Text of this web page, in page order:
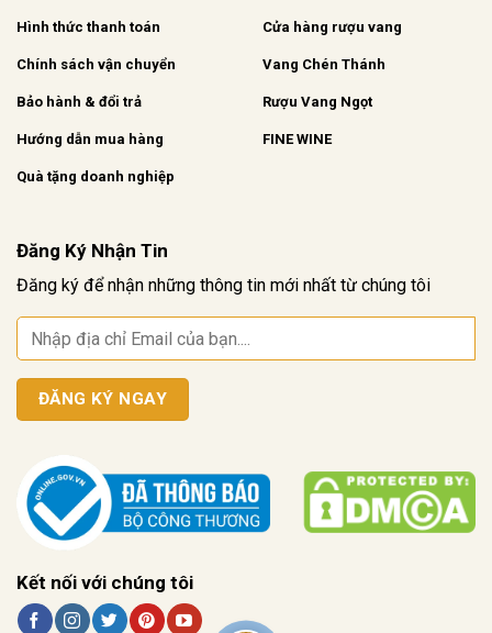
Hình thức thanh toán
Chính sách vận chuyển
Bảo hành & đổi trả
Hướng dẫn mua hàng
Quà tặng doanh nghiệp
Cửa hàng rượu vang
Vang Chén Thánh
Rượu Vang Ngọt
FINE WINE
Đăng Ký Nhận Tin
Đăng ký để nhận những thông tin mới nhất từ chúng tôi
Kết nối với chúng tôi